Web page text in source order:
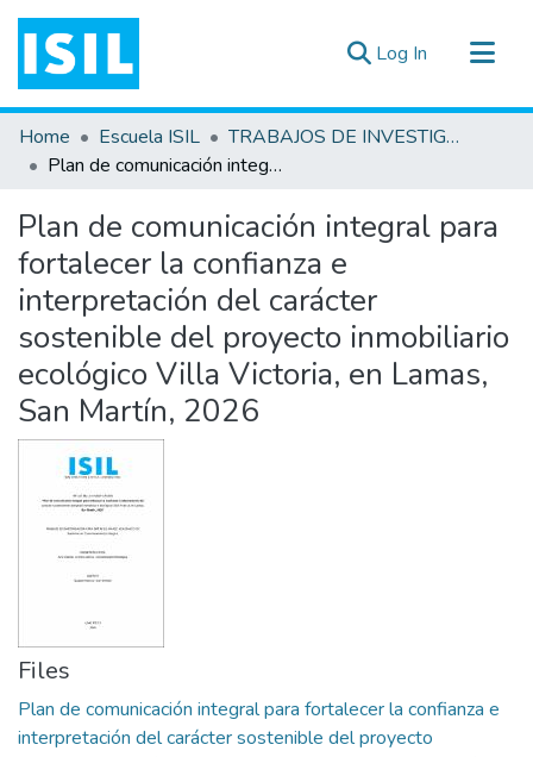
Log In (current)
All of DSpace
Statistics
Documentos ▾
Home Escuela ISIL
TRABAJOS DE INVESTIGACIÓN
Plan de comunicación integral para fortalecer la confianza e interpretación del carácter sostenible del proyecto inmobiliario ecológico Villa Victoria, en Lamas, San Martín, 2026
Plan de comunicación integral para
fortalecer la confianza e
interpretación del carácter
sostenible del proyecto inmobiliario
ecológico Villa Victoria, en Lamas,
San Martín, 2026
Files
Plan de comunicación integral para fortalecer la confianza e
interpretación del carácter sostenible del proyecto